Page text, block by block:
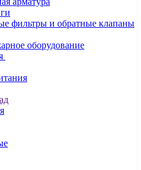
фильтры и обратные клапаны
оборудование